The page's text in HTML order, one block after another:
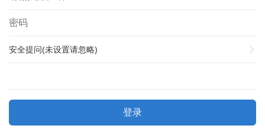
安全提问(未设置请忽略)
登录